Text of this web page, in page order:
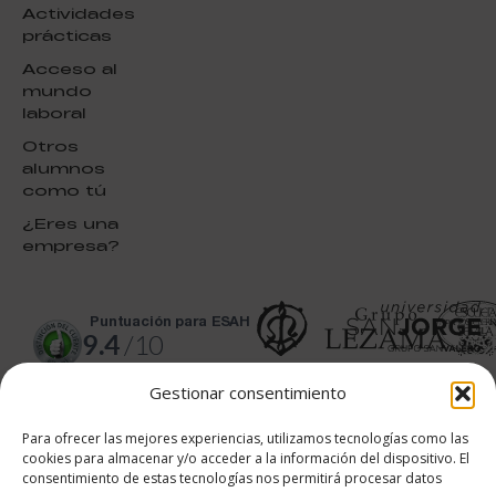
Gestionar consentimiento
Para ofrecer las mejores experiencias, utilizamos tecnologías como las
cookies para almacenar y/o acceder a la información del dispositivo. El
consentimiento de estas tecnologías nos permitirá procesar datos
Actividades
prácticas
Acceso al
mundo
laboral
Otros
alumnos
como tú
¿Eres una
empresa?
puntuación para ESAH
9.4/10
Valoraciones soportado por
eKomi